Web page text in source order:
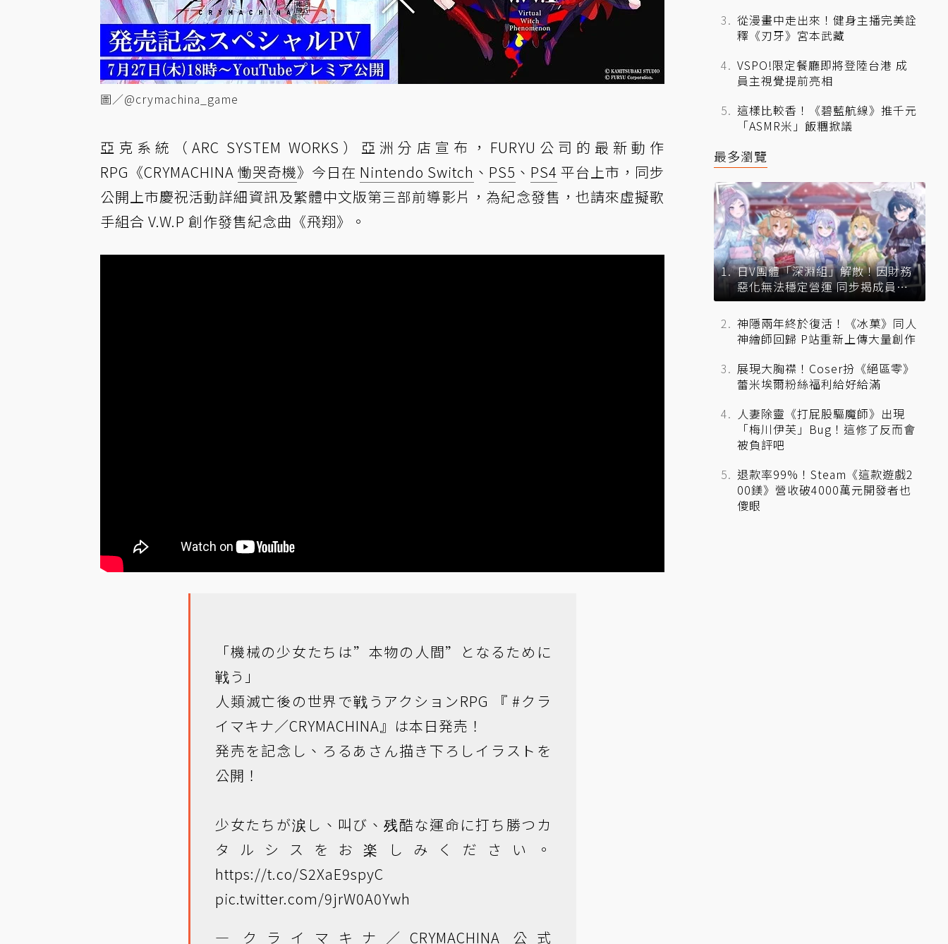
圖／@crymachina_game
亞克系統（ARC SYSTEM WORKS）亞洲分店宣布，FURYU公司的最新動作
RPG《CRYMACHINA 慟哭奇機》今日在 Nintendo Switch 、 PS5 、 PS4 平台上市，同步
公開上市慶祝活動詳細資訊及繁體中文版第三部前導影片，為紀念發售，也請來虛擬歌
手組合 V.W.P 創作發售紀念曲《飛翔》。
「機械の少女たちは”本物の人間”となるために
戦う」
人類滅亡後の世界で戦うアクションRPG 『#クラ
イマキナ／CRYMACHINA』は本日発売！
発売を記念し、ろるあさん描き下ろしイラストを
公開！
少女たちが涙し、叫び、残酷な運命に打ち勝つカ
タルシスをお楽しみください。
https://t.co/S2XaE9spyC
pic.twitter.com/9jrW0A0Ywh
— クライマキナ／CRYMACHINA 公式
從漫畫中走出來！健身主播完美詮
釋《刃牙》宮本武藏
VSPO!限定餐廳即將登陸台港 成
員主視覺提前亮相
這樣比較香！《碧藍航線》推千元
「ASMR米」飯糰掀議
最多瀏覽
日V團體「深淵組」解散！因財務
惡化無法穩定營運 同步揭成員未
來去向
神隱兩年終於復活！《冰菓》同人
神繪師回歸 P站重新上傳大量創作
展現大胸襟！Coser扮《絕區零》
蕾米埃爾粉絲福利給好給滿
人妻除靈《打屁股驅魔師》出現
「梅川伊芙」Bug！這修了反而會
被負評吧
退款率99%！Steam《這款遊戲2
00鎂》營收破4000萬元開發者也
傻眼